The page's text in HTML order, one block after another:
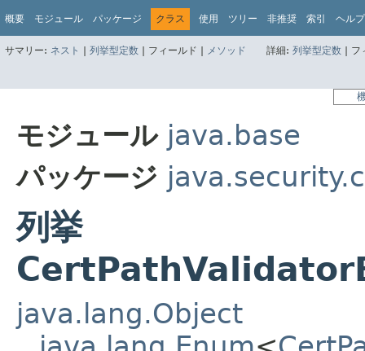
概要 モジュール パッケージ クラス 使用 ツリー 非推奨 索引 ヘルプ
サマリー: ネスト | 列挙型定数 | フィールド | メソッド 詳細: 列挙型定数 | フ
モジュール java.base
パッケージ
列挙
java.lang.Object